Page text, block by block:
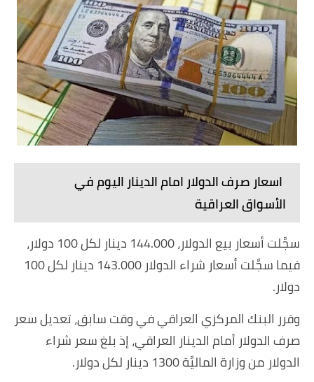
اسعار صرف الدولار امام الدينار اليوم في
الأسواق العراقية
سجَّلت أسعار بيع الدولار، 144.000 دينار لكل 100 دولار،
فيما سجَّلت أسعار شراء الدولار 143.000 دينار لكل 100
دولار.
وقرر البنك المركزي العراقي في وقت سابق، تعديل سعر
صرف الدولار أمام الدينار العراقي، إذ بلغ سعر شراء
الدولار من وزارة الماليَّة 1300 دينار لكل دولار.